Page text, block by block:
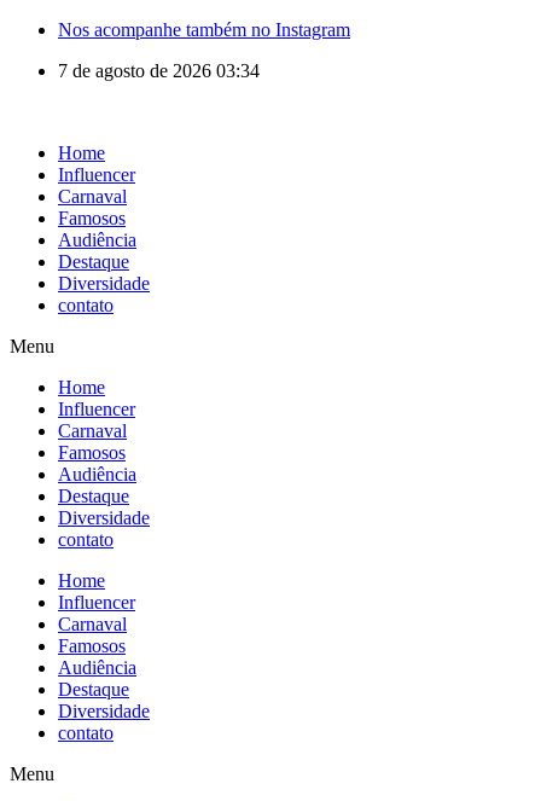
Nos acompanhe também no Instagram
7 de agosto de 2026 03:34
Home
Influencer
Carnaval
Famosos
Audiência
Destaque
Diversidade
contato
Menu
Home
Influencer
Carnaval
Famosos
Audiência
Destaque
Diversidade
contato
Home
Influencer
Carnaval
Famosos
Audiência
Destaque
Diversidade
contato
Menu